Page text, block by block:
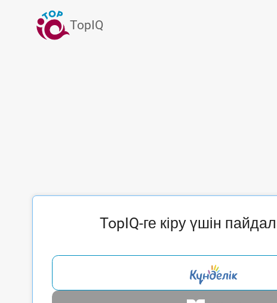
TopIQ
TopIQ-ге кіру үшін